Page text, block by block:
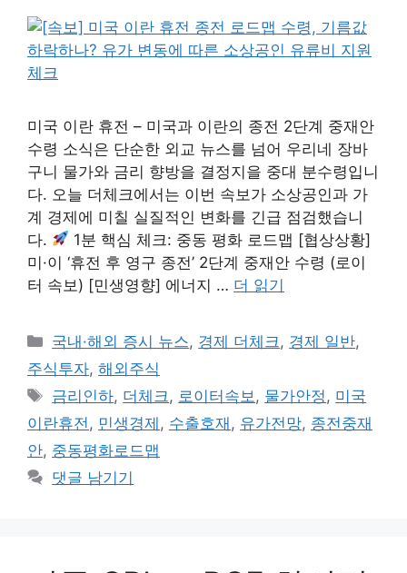
미국 이란 휴전 – 미국과 이란의 종전 2단계 중재안
수령 소식은 단순한 외교 뉴스를 넘어 우리네 장바
구니 물가와 금리 향방을 결정지을 중대 분수령입니
다. 오늘 더체크에서는 이번 속보가 소상공인과 가
계 경제에 미칠 실질적인 변화를 긴급 점검했습니
다.
1분 핵심 체크: 중동 평화 로드맵 [협상상황]
미·이 ‘휴전 후 영구 종전’ 2단계 중재안 수령 (로이
터 속보) [민생영향] 에너지 … 더 읽기
카
테
고
리
국내·해외 증시 뉴스, 경제 더체크 , 경제 일반,
주식투자, 해외주식
태
그
금리인하, 더체크 , 로이터속보 , 물가안정 , 미국
이란휴전 , 민생경제 , 수출호재 , 유가전망, 종전중재
안, 중동평화로드맵
댓글 남기기